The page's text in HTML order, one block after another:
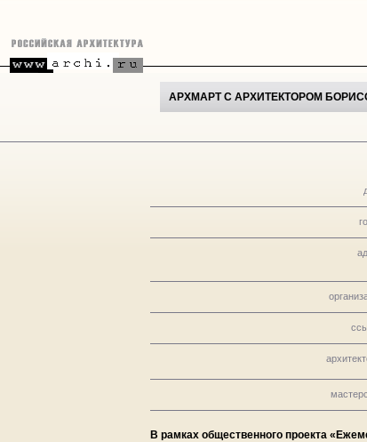
АРХМАРТ С АРХИТЕКТОРОМ
В рамках общественного проекта